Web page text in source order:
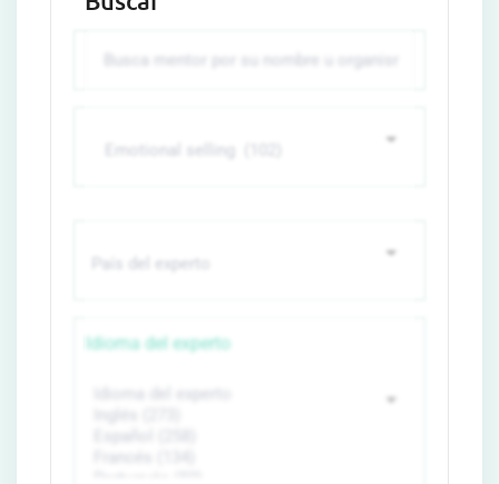
Idioma del experto